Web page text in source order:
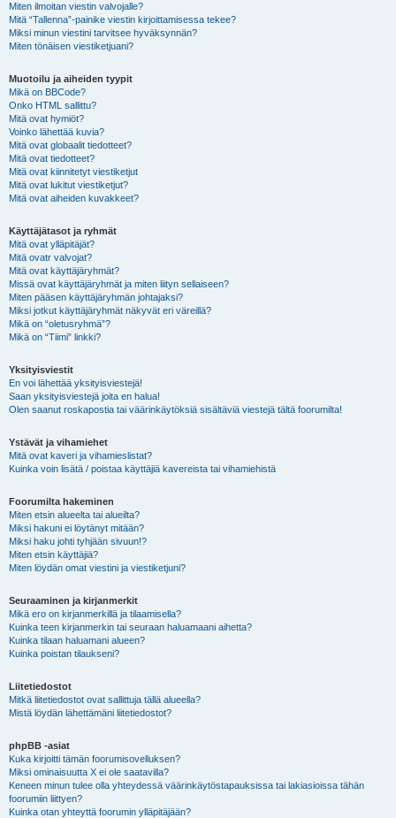
Miten ilmoitan viestin valvojalle?
Mitä “Tallenna”-painike viestin kirjoittamisessa tekee?
Miksi minun viestini tarvitsee hyväksynnän?
Miten tönäisen viestiketjuani?
Muotoilu ja aiheiden tyypit
Mikä on BBCode?
Onko HTML sallittu?
Mitä ovat hymiöt?
Voinko lähettää kuvia?
Mitä ovat globaalit tiedotteet?
Mitä ovat tiedotteet?
Mitä ovat kiinnitetyt viestiketjut
Mitä ovat lukitut viestiketjut?
Mitä ovat aiheiden kuvakkeet?
Käyttäjätasot ja ryhmät
Mitä ovat ylläpitäjät?
Mitä ovatr valvojat?
Mitä ovat käyttäjäryhmät?
Missä ovat käyttäjäryhmät ja miten liityn sellaiseen?
Miten pääsen käyttäjäryhmän johtajaksi?
Miksi jotkut käyttäjäryhmät näkyvät eri väreillä?
Mikä on “oletusryhmä”?
Mikä on “Tiimi” linkki?
Yksityisviestit
En voi lähettää yksityisviestejä!
Saan yksityisviestejä joita en halua!
Olen saanut roskapostia tai väärinkäytöksiä sisältäviä viestejä tältä foorumilta!
Ystävät ja vihamiehet
Mitä ovat kaveri ja vihamieslistat?
Kuinka voin lisätä / poistaa käyttäjiä kavereista tai vihamiehistä
Foorumilta hakeminen
Miten etsin alueelta tai alueilta?
Miksi hakuni ei löytänyt mitään?
Miksi haku johti tyhjään sivuun!?
Miten etsin käyttäjiä?
Miten löydän omat viestini ja viestiketjuni?
Seuraaminen ja kirjanmerkit
Mikä ero on kirjanmerkillä ja tilaamisella?
Kuinka teen kirjanmerkin tai seuraan haluamaani aihetta?
Kuinka tilaan haluamani alueen?
Kuinka poistan tilaukseni?
Liitetiedostot
Mitkä liitetiedostot ovat sallittuja tällä alueella?
Mistä löydän lähettämäni liitetiedostot?
phpBB -asiat
Kuka kirjoitti tämän foorumisovelluksen?
Miksi ominaisuutta X ei ole saatavilla?
Keneen minun tulee olla yhteydessä väärinkäytöstapauksissa tai lakiasioissa tähän
foorumiin liittyen?
Kuinka otan yhteyttä foorumin ylläpitäjään?